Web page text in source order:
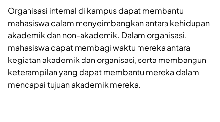
Organisasi internal di kampus dapat membantu
mahasiswa dalam menyeimbangkan antara kehidupan
akademik dan non-akademik. Dalam organisasi,
mahasiswa dapat membagi waktu mereka antara
kegiatan akademik dan organisasi, serta membangun
keterampilan yang dapat membantu mereka dalam
mencapai tujuan akademik mereka.